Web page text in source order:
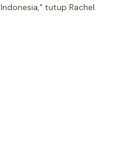
tutup Rachel.